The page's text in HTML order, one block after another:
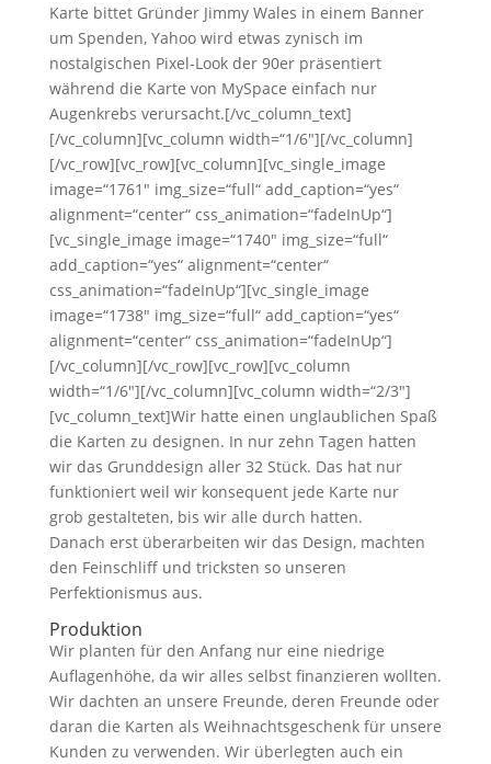
Karte bittet Gründer Jimmy Wales in einem Banner
um Spenden, Yahoo wird etwas zynisch im
nostalgischen Pixel-Look der 90er präsentiert
während die Karte von MySpace einfach nur
Augenkrebs verursacht.[/vc_column_text]
[/vc_column][vc_column width=“1/6″][/vc_column]
[/vc_row][vc_row][vc_column][vc_single_image
image=“1761″ img_size=“full“ add_caption=“yes“
alignment=“center“ css_animation=“fadeInUp“]
[vc_single_image image=“1740″ img_size=“full“
add_caption=“yes“ alignment=“center“
css_animation=“fadeInUp“][vc_single_image
image=“1738″ img_size=“full“ add_caption=“yes“
alignment=“center“ css_animation=“fadeInUp“]
[/vc_column][/vc_row][vc_row][vc_column
width=“1/6″][/vc_column][vc_column width=“2/3″]
[vc_column_text]Wir hatte einen unglaublichen Spaß
die Karten zu designen. In nur zehn Tagen hatten
wir das Grunddesign aller 32 Stück. Das hat nur
funktioniert weil wir konsequent jede Karte nur
grob gestalteten, bis wir alle durch hatten.
Danach erst überarbeiten wir das Design, machten
den Feinschliff und tricksten so unseren
Perfektionismus aus.
Produktion
Wir planten für den Anfang nur eine niedrige
Auflagenhöhe, da wir alles selbst finanzieren wollten.
Wir dachten an unsere Freunde, deren Freunde oder
daran die Karten als Weihnachtsgeschenk für unsere
Kunden zu verwenden. Wir überlegten auch ein